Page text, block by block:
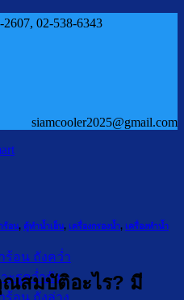
02-538-6343
siamcooler2025@gmail.com
ร้อน ถังคว่ำ
ะรูคว่ำถัง
ร้อน ถังล่าง
ร้อน, ตู้ทำน้ำเย็น, เครื่องกรองน้ำ, เครื่องทำน้ำ
ณสมบัติอะไร? มี